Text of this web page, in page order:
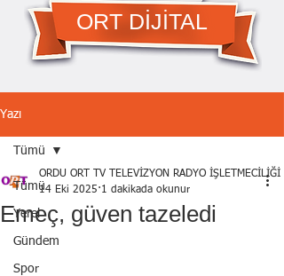
ORT DİJİTAL
Yazı
Tümü
Yerel
Gündem
Spor
Tümü
Emeç, güven tazeledi
ORDU ORT TV TELEVİZYON RADYO İŞLETMECİLİĞİ
14 Eki 2025 1 dakikada okunur